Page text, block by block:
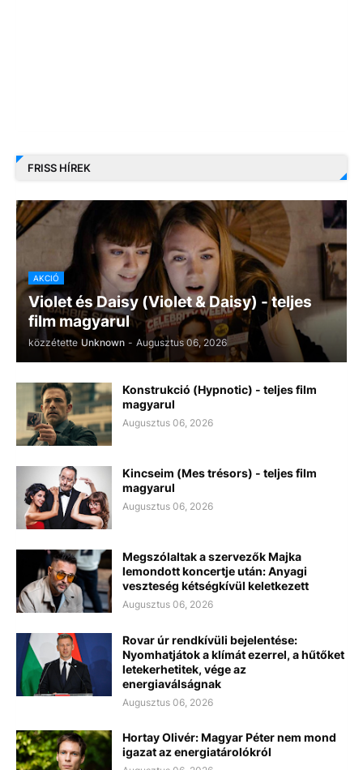
FRISS HÍREK
AKCIÓ
Violet és Daisy (Violet & Daisy) - teljes
film magyarul
közzétette Unknown - Augusztus 06, 2026
Konstrukció (Hypnotic) - teljes film
magyarul
Augusztus 06, 2026
Kincseim (Mes trésors) - teljes film
magyarul
Augusztus 06, 2026
Megszólaltak a szervezők Majka
lemondott koncertje után: Anyagi
veszteség kétségkívül keletkezett
Augusztus 06, 2026
Rovar úr rendkívüli bejelentése:
Nyomhatjátok a klímát ezerrel, a hűtőket
letekerhetitek, vége az
energiaválságnak
Augusztus 06, 2026
Hortay Olivér: Magyar Péter nem mond
igazat az energiatárolókról